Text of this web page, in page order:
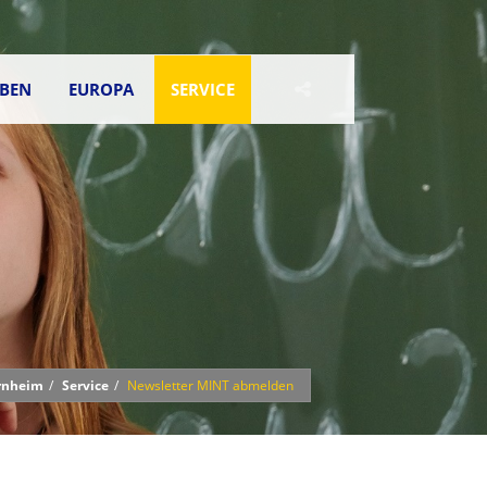
EUROPA SERVICE
Service Newsletter MINT abmelden